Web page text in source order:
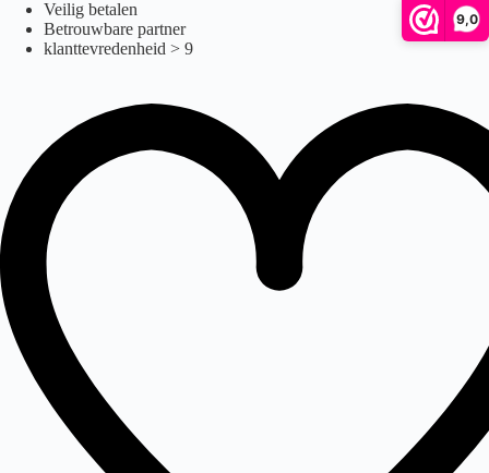
9,0
naar
Veilig betalen
Betrouwbare partner
klanttevredenheid > 9